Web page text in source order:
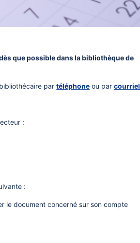
que possible dans la bibliothèque de
partéléphone ou parcourriel
:
:
le document concerné sur son compte